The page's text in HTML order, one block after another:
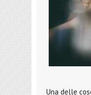
Una delle